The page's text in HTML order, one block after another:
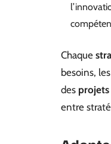
Chaque
besoins,
des projets
entre